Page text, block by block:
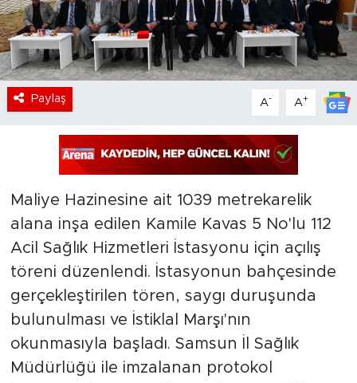
Paylaş A- A+
Maliye Hazinesine ait 1039 metrekarelik
alana inşa edilen Kamile Kavas 5 No'lu 112
Acil Sağlık Hizmetleri İstasyonu için açılış
töreni düzenlendi. İstasyonun bahçesinde
gerçekleştirilen tören, saygı duruşunda
bulunulması ve İstiklal Marşı'nın
okunmasıyla başladı. Samsun İl Sağlık
Müdürlüğü ile imzalanan protokol